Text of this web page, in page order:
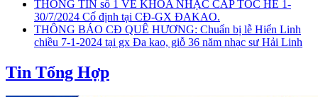
THÔNG TIN số 1 VỀ KHÓA NHẠC CẤP TỐC HÈ 1-
30/7/2024 Cố định tại CĐ-GX ĐAKAO.
THÔNG BÁO CĐ QUÊ HƯƠNG: Chuẩn bị lễ Hiển Linh
chiều 7-1-2024 tại gx Đa kao, giỗ 36 năm nhạc sư Hải Linh
Tin Tổng Hợp